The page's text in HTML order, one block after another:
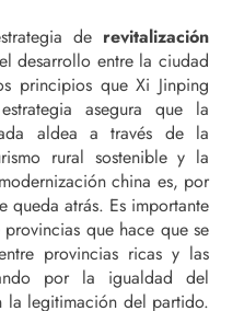
de revitalización
desarrollo entre la ciudad
principios que Xi Jinping
asegura que la
aldea a través de la
rural sostenible y la
china es, por
queda atrás. Es importante
que hace que se
provincias ricas y las
por la igualdad del
la legitimación del partido.